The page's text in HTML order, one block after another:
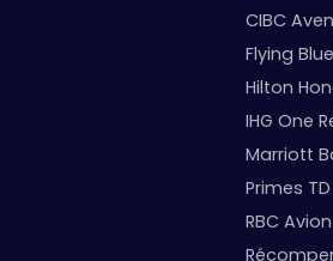
CIBC
Flying Blue
Hilton
IHG One
Marriott
Primes TD
RBC Avion